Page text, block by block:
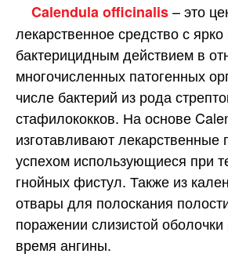
Calendula officinalis– это
лекарственное средство с
бактерицидным действием в
многочисленных патогенных
числе бактерий из рода
стафилококков. На основе
изготавливают лекарственные
успехом использующиеся при
гнойных фистул. Также из
отвары для полоскания
поражении слизистой оболочки
время ангины.